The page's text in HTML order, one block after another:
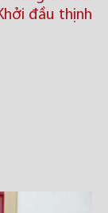
đầu thịnh